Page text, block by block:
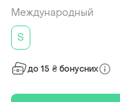
Международный
S
до 15 ₴ бонусних